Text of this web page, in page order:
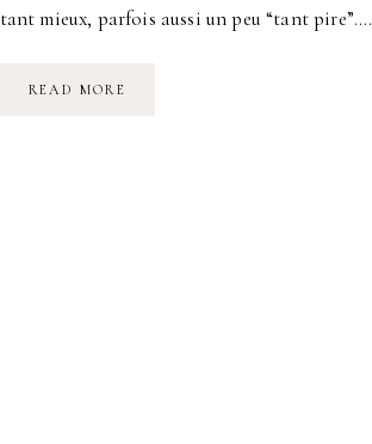
tant mieux, parfois aussi un peu “tant pire”….
READ MORE